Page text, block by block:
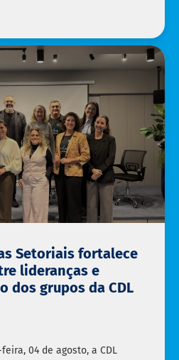
Setoriais fortalece
lideranças e
dos grupos da CDL
04 de agosto, a CDL